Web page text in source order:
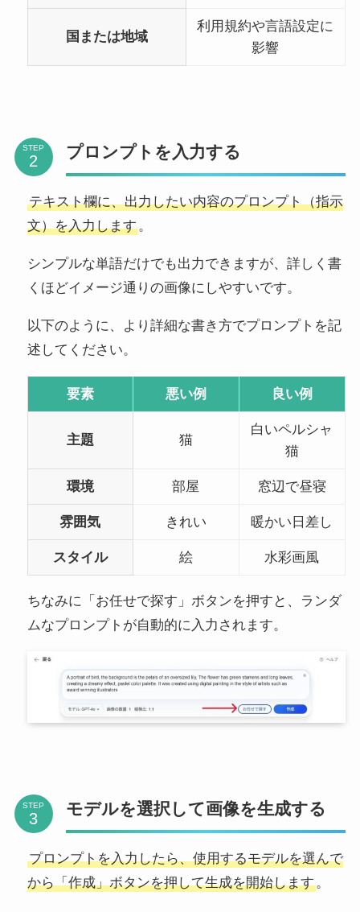
国または地域
利用規約や言語設定に
影響
STEP プロンプトを入力する
テキスト欄に、出力したい内容のプロンプト（指示
文）を入力します。
シンプルな単語だけでも出力できますが、詳しく書
くほどイメージ通りの画像にしやすいです。
以下のように、より詳細な書き方でプロンプトを記
述してください。
要素 悪い例 良い例
主題 猫
白いペルシャ
猫
環境 部屋 窓辺で昼寝
雰囲気 きれい 暖かい日差し
スタイル 絵 水彩画風
ちなみに「お任せで探す」ボタンを押すと、ランダ
ムなプロンプトが自動的に入力されます。
STEP モデルを選択して画像を生成する
プロンプトを入力したら、使用するモデルを選んで
から「作成」ボタンを押して生成を開始します。